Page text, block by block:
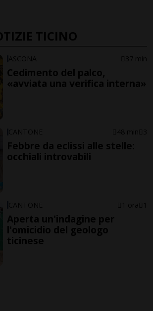
TICINO
ASCONA 37 min
Cedimento del palco,
«avviata una verifica interna»
CANTONE 48 min 3
Febbre da eclissi alle stelle:
occhiali introvabili
CANTONE 1 ora 1
Aperta un'indagine per
l'omicidio del geologo
ticinese